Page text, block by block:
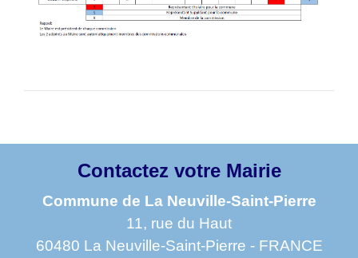
Contactez votre Mairie
Commune de La Neuville-Saint-Pierre
11, rue du Haut
60480 La Neuville-Saint-Pierre - FRANCE